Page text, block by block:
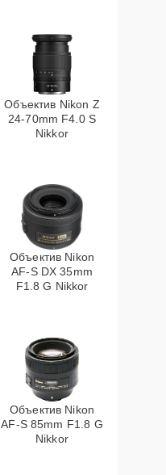
Объектив Nikon Z
24-70mm F4.0 S
Nikkor
Объектив Nikon
AF-S DX 35mm
F1.8 G Nikkor
Объектив Nikon
AF-S 85mm F1.8 G
Nikkor